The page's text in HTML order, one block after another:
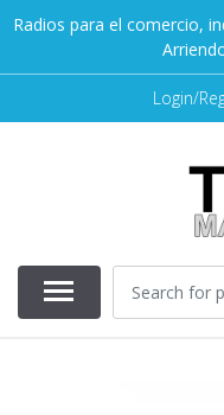
Radios para el comercio,
Login/